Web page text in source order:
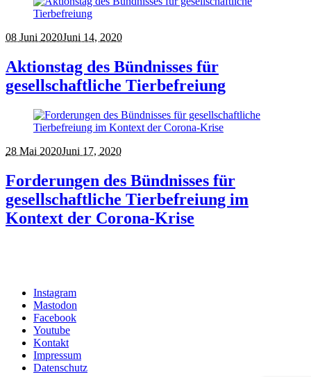
08 Juni 2020Juni 14, 2020
Aktionstag des Bündnisses für
gesellschaftliche Tierbefreiung
28 Mai 2020Juni 17, 2020
Forderungen des Bündnisses für
gesellschaftliche Tierbefreiung im
Kontext der Corona-Krise
Instagram
Mastodon
Facebook
Youtube
Kontakt
Impressum
Datenschutz